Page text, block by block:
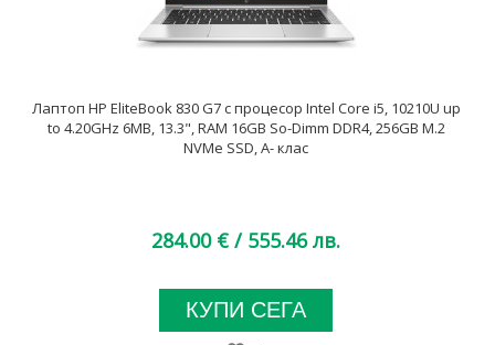
Лаптоп HP EliteBook 830 G7 с процесор Intel Core i5, 10210U up
to 4.20GHz 6MB, 13.3", RAM 16GB So-Dimm DDR4, 256GB M.2
NVMe SSD, A- клас
284.00 € / 555.46 лв.
КУПИ СЕГА